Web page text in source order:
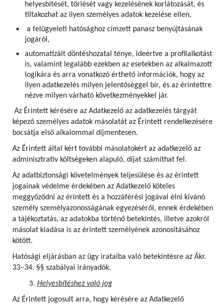
helyesbítését, törlését vagy kezelésének korlátozását, és
tiltakozhat az ilyen személyes adatok kezelése ellen,
a felügyeleti hatósághoz címzett panasz benyújtásának
jogáról,
automatizált döntéshozatal ténye, ideértve a profilalkotást
is, valamint legalább ezekben az esetekben az alkalmazott
logikára és arra vonatkozó érthető információk, hogy az
ilyen adatkezelés milyen jelentőséggel bír, és az érintettre
nézve milyen várható következményekkel jár.
Az Érintett kérésére az Adatkezelő az adatkezelés tárgyát
képező személyes adatok másolatát az Érintett rendelkezésére
bocsátja első alkalommal díjmentesen.
Az Érintett által kért további másolatokért az adatkezelő az
adminisztratív költségeken alapuló, díjat számíthat fel.
Az adatbiztonsági követelmények teljesülése és az érintett
jogainak védelme érdekében az Adatkezelő köteles
meggyőződni az érintett és a hozzáférési jogával élni kívánó
személy személyazonosságának egyezéséről, ennek érdekében
a tájékoztatás, az adatokba történő betekintés, illetve azokról
másolat kiadása is az érintett személyének azonosításához
kötött.
Hatósági eljárásban az ügy irataiba való betekintésre az Ákr.
33–34. §§ szabályai irányadók.
Helyesbítéshez való jog
Az Érintett jogosult arra, hogy kérésére az Adatkezelő